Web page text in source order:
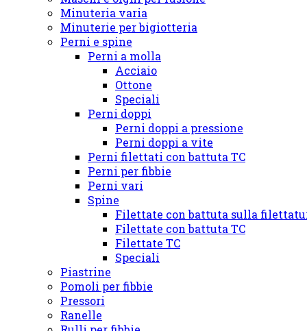
Minuteria varia
Minuterie per bigiotteria
Perni e spine
Perni a molla
Acciaio
Ottone
Speciali
Perni doppi
Perni doppi a pressione
Perni doppi a vite
Perni filettati con battuta TC
Perni per fibbie
Perni vari
Spine
Filettate con battuta sulla
Filettate con battuta TC
Filettate TC
Speciali
Piastrine
Pomoli per fibbie
Pressori
Ranelle